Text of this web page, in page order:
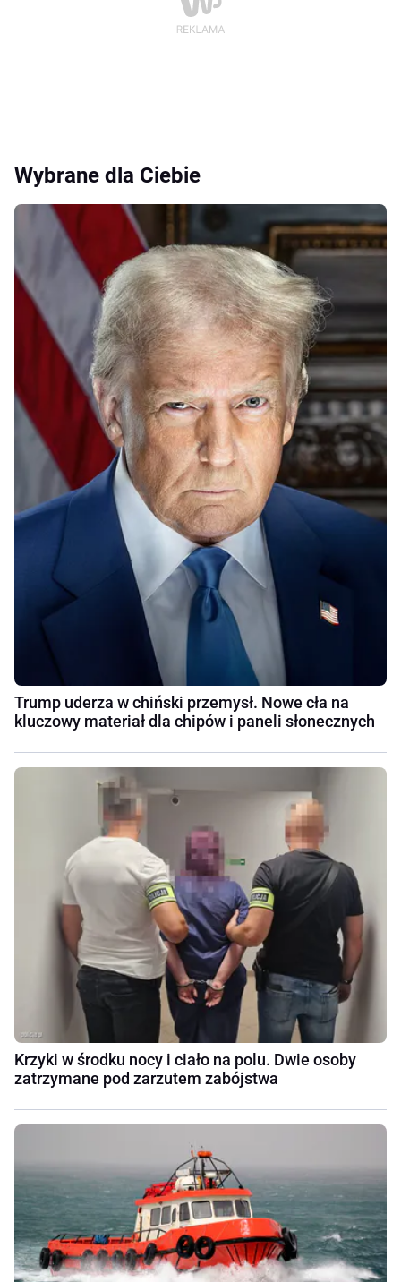
Wybrane dla Ciebie
Trump uderza w chiński przemysł. Nowe cła na
kluczowy materiał dla chipów i paneli słonecznych
Krzyki w środku nocy i ciało na polu. Dwie osoby
zatrzymane pod zarzutem zabójstwa